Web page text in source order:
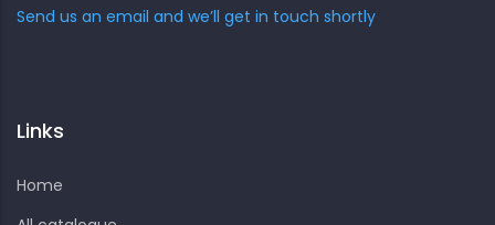
Send us an email and we’ll get in touch shortly
Links
Home